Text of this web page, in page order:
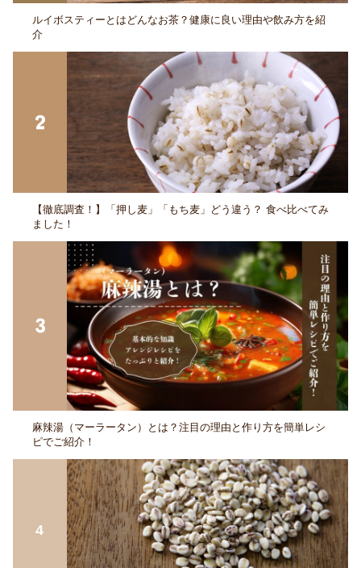
ルイボスティーとはどんなお茶？健康に良い理由や飲み方を紹
介
【徹底調査！】「押し麦」「もち麦」どう違う？ 食べ比べてみ
ました！
麻辣湯（マーラータン）とは？注目の理由と作り方を簡単レシ
ピでご紹介！